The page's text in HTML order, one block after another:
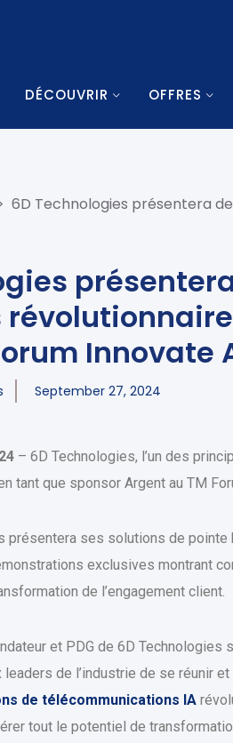
DÉCOUVRIR OFFRES
6D Technologies présentera
Innovate
September 27, 2024
– 6D Technologies, l’un des
tant que sponsor Argent au TM
présentera ses solutions de
exclusives montrant
de l’engagement client.
et PDG de 6D
de l’industrie de se réunir
de télécommunications IA
tout le potentiel de